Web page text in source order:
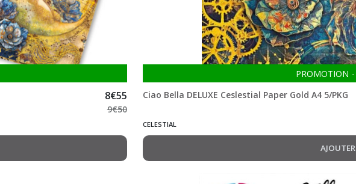
8€55
9€50
PROMOTION -
Ciao Bella DELUXE Ceslestial Paper Gold A4 5/PKG
CELESTIAL
AJOUTER